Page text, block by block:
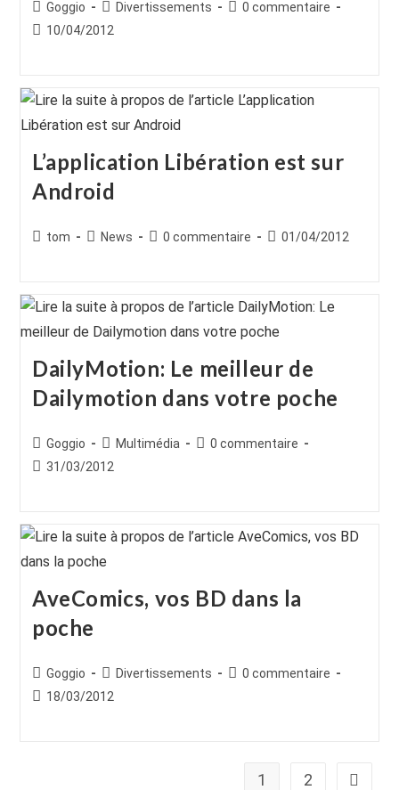
Auteur/autrice
de
Goggio
Post
category:
Divertissements
Commentaires
0 commentaire
Publication
10/04/2012
L’application Libération est sur
Android
Auteur/autrice
publication :
tom
PostNews
Commentaires
0 commentaire
Publication
01/04/2012
DailyMotion: Le meilleur de
Dailymotion dans votre poche
Auteur/autrice
de
Goggio
Post
category:
Multimédia
Commentaires
0 commentaire
Publication
31/03/2012
AveComics, vos BD dans la
poche
Auteur/autrice
de
Goggio
Post
category:
Divertissements
Commentaires
0 commentaire
Publication
18/03/2012
1 2